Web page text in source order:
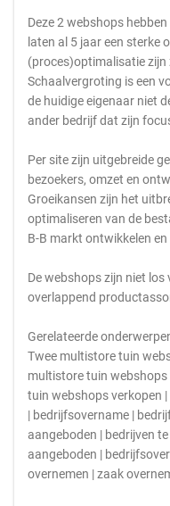
Deze 2 webshops
laten al 5 jaar een sterke
(proces)optimalisatie zijn
Schaalvergroting is een
de huidige eigenaar niet
ander bedrijf dat zijn
Per site zijn uitgebreide
bezoekers, omzet en
Groeikansen zijn het
optimaliseren van de
B-B markt ontwikkelen
De webshops zijn niet los
overlappend
Gerelateerde
Twee multistore tuin
multistore tuin
tuin webshops verkopen
| bedrijfsovername |
aangeboden | bedrijven
aangeboden |
overnemen | zaak